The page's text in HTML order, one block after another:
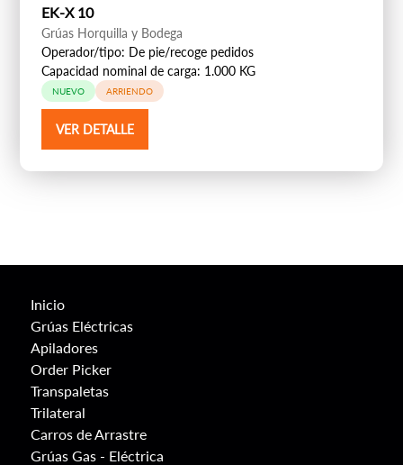
EK-X 10
Grúas Horquilla y Bodega
Operador/tipo: De pie/recoge pedidos
Capacidad nominal de carga: 1.000 KG
NUEVO ARRIENDO
VER DETALLE
Inicio
Grúas Eléctricas
Apiladores
Order Picker
Transpaletas
Trilateral
Carros de Arrastre
Grúas Gas - Eléctrica